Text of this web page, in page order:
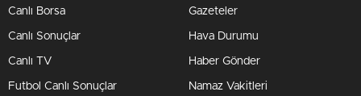
Canlı Borsa
Canlı Sonuçlar
Canlı TV
Futbol Canlı Sonuçlar
Gazeteler
Hava Durumu
Haber Gönder
Namaz Vakitleri